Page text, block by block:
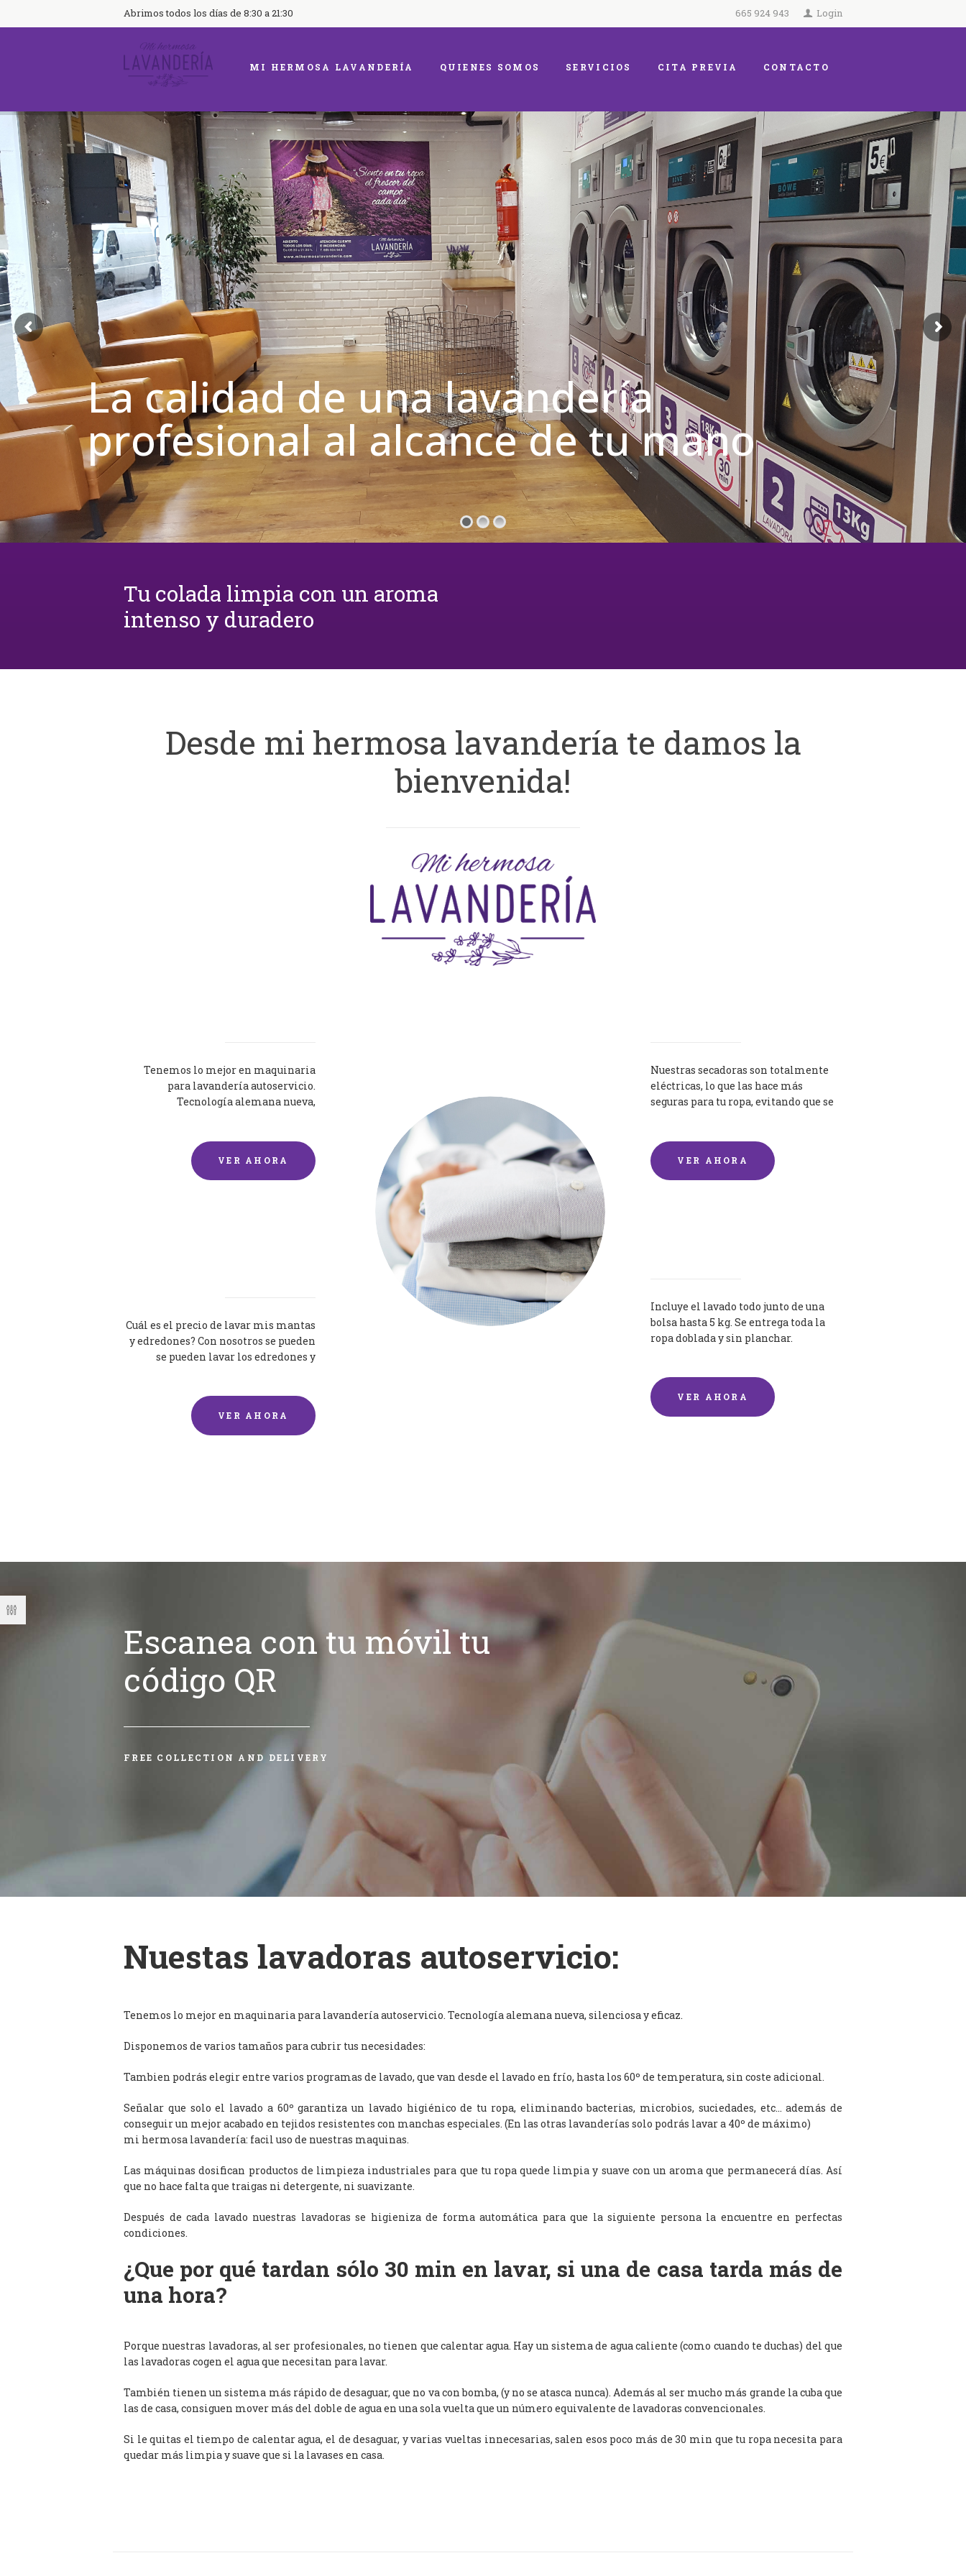
Abrimos todos los días de 8:30 a 21:30 665 924 943 Login
MI HERMOSA LAVANDERÍA QUIENES SOMOS SERVICIOS CITA PREVIA CONTACTO
La calidad de una lavandería
profesional al alcance de tu mano
Tu colada limpia con un aroma
intenso y duradero
Desde mi hermosa lavandería te damos la
bienvenida!
Tenemos lo mejor en maquinaria
para lavandería autoservicio.
Tecnología alemana nueva,
VER AHORA
Nuestras secadoras son totalmente
eléctricas, lo que las hace más
seguras para tu ropa, evitando que se
VER AHORA
Cuál es el precio de lavar mis mantas
y edredones? Con nosotros se pueden
se pueden lavar los edredones y
VER AHORA
Incluye el lavado todo junto de una
bolsa hasta 5 kg. Se entrega toda la
ropa doblada y sin planchar.
VER AHORA
Escanea con tu móvil tu
código QR
FREE COLLECTION AND DELIVERY
Nuestas lavadoras autoservicio:
Tenemos lo mejor en maquinaria para lavandería autoservicio. Tecnología alemana nueva, silenciosa y eficaz.
Disponemos de varios tamaños para cubrir tus necesidades:
Tambien podrás elegir entre varios programas de lavado, que van desde el lavado en frío, hasta los 60º de temperatura, sin coste adicional.
Señalar que solo el lavado a 60º garantiza un lavado higiénico de tu ropa, eliminando bacterias, microbios, suciedades, etc… además de
conseguir un mejor acabado en tejidos resistentes con manchas especiales. (En las otras lavanderías solo podrás lavar a 40º de máximo)
mi hermosa lavandería: facil uso de nuestras maquinas.
Las máquinas dosifican productos de limpieza industriales para que tu ropa quede limpia y suave con un aroma que permanecerá días. Así
que no hace falta que traigas ni detergente, ni suavizante.
Después de cada lavado nuestras lavadoras se higieniza de forma automática para que la siguiente persona la encuentre en perfectas
condiciones.
¿Que por qué tardan sólo 30 min en lavar, si una de casa tarda más de
una hora?
Porque nuestras lavadoras, al ser profesionales, no tienen que calentar agua. Hay un sistema de agua caliente (como cuando te duchas) del que
las lavadoras cogen el agua que necesitan para lavar.
También tienen un sistema más rápido de desaguar, que no va con bomba, (y no se atasca nunca). Además al ser mucho más grande la cuba que
las de casa, consiguen mover más del doble de agua en una sola vuelta que un número equivalente de lavadoras convencionales.
Si le quitas el tiempo de calentar agua, el de desaguar, y varias vueltas innecesarias, salen esos poco más de 30 min que tu ropa necesita para
quedar más limpia y suave que si la lavases en casa.